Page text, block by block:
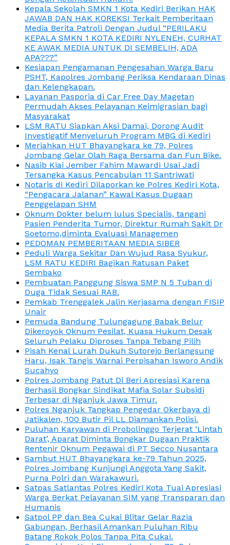
Kepala Sekolah SMKN 1 Kota Kediri Berikan HAK
JAWAB DAN HAK KOREKSI Terkait Pemberitaan
Media Berita Patroli Dengan Judul “PERILAKU
KEPALA SMKN 1 KOTA KEDIRI NYLENEH, CURHAT
KE AWAK MEDIA UNTUK DI SEMBELIH, ADA
APA???”
Kesiapan Pengamanan Pengesahan Warga Baru
PSHT, Kapolres Jombang Periksa Kendaraan Dinas
dan Kelengkapan.
Layanan Pasporia di Car Free Day Magetan
Permudah Akses Pelayanan Keimigrasian bagi
Masyarakat
LSM RATU Siapkan Aksi Damai, Dorong Audit
Investigatif Menyeluruh Program MBG di Kediri
Meriahkan HUT Bhayangkara ke 79, Polres
Jombang Gelar Olah Raga Bersama dan Fun Bike.
Nasib Kiai Jember Fahim Mawardi Usai Jadi
Tersangka Kasus Pencabulan 11 Santriwati
Notaris di Kediri Dilaporkan ke Polres Kediri Kota,
“Pengacara Jalanan” Kawal Kasus Dugaan
Penggelapan SHM
Oknum Dokter belum lulus Specialis, tangani
Pasien Penderita Tumor, Direktur Rumah Sakit Dr
Soetomo,diminta Evaluasi Managemen
PEDOMAN PEMBERITAAN MEDIA SIBER
Peduli Warga Sekitar Dan Wujud Rasa Syukur,
LSM RATU KEDIRI Bagikan Ratusan Paket
Sembako
Pembuatan Panggung Siswa SMP N 5 Tuban di
Duga Tidak Sesuai RAB.
Pemkab Trenggalek Jalin Kerjasama dengan FISIP
Unair
Pemuda Bandung Tulungagung Babak Belur
Dikeroyok Oknum Pesilat, Kuasa Hukum Desak
Seluruh Pelaku Diproses Tanpa Tebang Pilih
Pisah Kenal Lurah Dukuh Sutorejo Berlangsung
Haru, Isak Tangis Warnai Perpisahan Isworo Andik
Sucahyo
Polres Jombang Patut Di Beri Apresiasi Karena
Berhasil Bongkar Sindikat Mafia Solar Subsidi
Terbesar di Nganjuk Jawa Timur.
Polres Nganjuk Tangkap Pengedar Okerbaya di
Jatikalen, 100 Butir Pil LL Diamankan Polisi.
Puluhan Karyawan di Probolinggo Terjerat ‘Lintah
Darat’, Aparat Diminta Bongkar Dugaan Praktik
Rentenir Oknum Pegawai di PT Secco Nusantara
Sambut HUT Bhayangkara ke-79 Tahun 2025,
Polres Jombang Kunjungi Anggota Yang Sakit,
Purna Polri dan Warakawuri.
Satpas Satlantas Polres Kediri Kota Tuai Apresiasi
Warga Berkat Pelayanan SIM yang Transparan dan
Humanis
Satpol PP dan Bea Cukai Blitar Gelar Razia
Gabungan, Berhasil Amankan Puluhan Ribu
Batang Rokok Polos Tanpa Pita Cukai.